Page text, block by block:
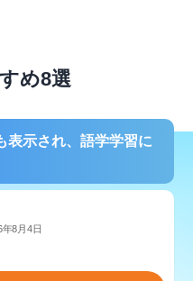
め8選
表示され、語学学習に
8月4日